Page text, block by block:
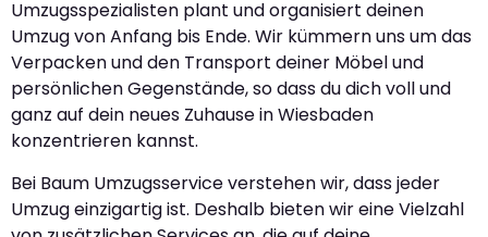
Umzugsspezialisten plant und organisiert deinen
Umzug von Anfang bis Ende. Wir kümmern uns um das
Verpacken und den Transport deiner Möbel und
persönlichen Gegenstände, so dass du dich voll und
ganz auf dein neues Zuhause in Wiesbaden
konzentrieren kannst.
Bei Baum Umzugsservice verstehen wir, dass jeder
Umzug einzigartig ist. Deshalb bieten wir eine Vielzahl